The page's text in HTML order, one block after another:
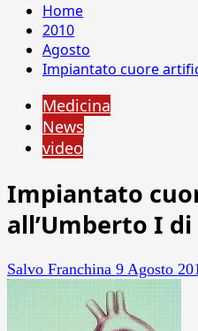
Home
2010
Agosto
Impiantato cuore
Medicina
News
video
Impiantato
all’Umberto I di
Salvo Franchina 9 Agosto